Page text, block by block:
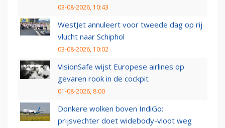
03-08-2026, 10:43
WestJet annuleert voor tweede dag op rij
vlucht naar Schiphol
03-08-2026, 10:02
VisionSafe wijst Europese airlines op
gevaren rook in de cockpit
01-08-2026, 8:00
Donkere wolken boven IndiGo:
prijsvechter doet widebody-vloot weg